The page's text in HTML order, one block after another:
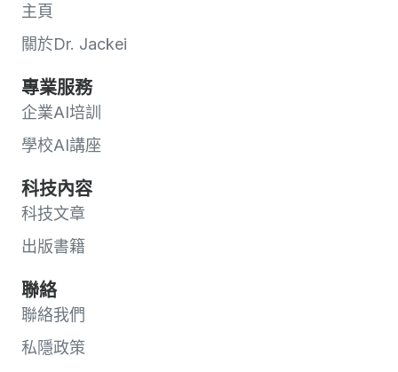
主頁
關於Dr. Jackei
專業服務
企業AI培訓
學校AI講座
科技內容
科技文章
出版書籍
聯絡
聯絡我們
私隱政策